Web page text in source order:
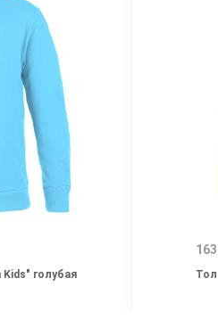
голубая